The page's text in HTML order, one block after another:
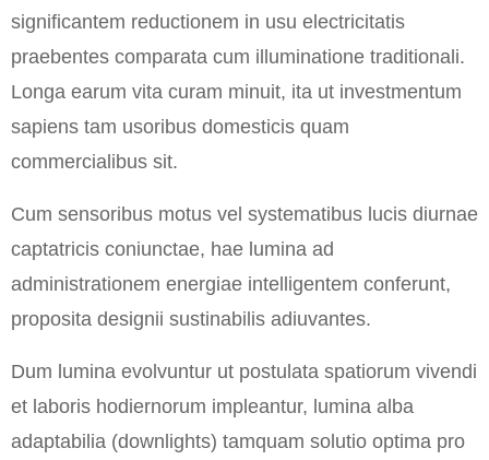
significantem reductionem in usu electricitatis
praebentes comparata cum illuminatione traditionali.
Longa earum vita curam minuit, ita ut investmentum
sapiens tam usoribus domesticis quam
commercialibus sit.
Cum sensoribus motus vel systematibus lucis diurnae
captatricis coniunctae, hae lumina ad
administrationem energiae intelligentem conferunt,
proposita designii sustinabilis adiuvantes.
Dum lumina evolvuntur ut postulata spatiorum vivendi
et laboris hodiernorum impleantur, lumina alba
adaptabilia (downlights) tamquam solutio optima pro